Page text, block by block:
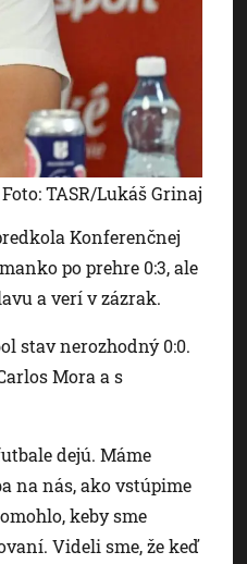
Foto: TASR/Lukáš Grinaj
Konferenčnej
po prehre 0:3, ale
a verí v zázrak.
stav nerozhodný 0:0.
Mora a s
dejú. Máme
na nás, ako vstúpime
keby sme
Videli sme, že keď